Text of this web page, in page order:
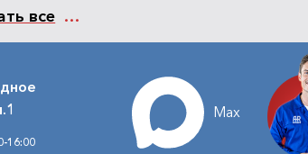
все
Max
16:00